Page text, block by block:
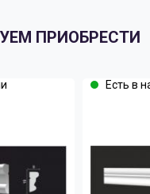
ПРИОБРЕСТИ
Есть в